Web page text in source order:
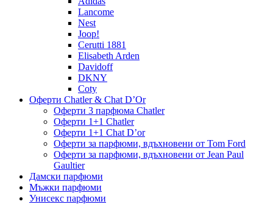
Lancome
Nest
Joop!
Cerutti 1881
Elisabeth Arden
Davidoff
DKNY
Coty
Оферти Chatler & Chat D’Or
Оферти 3 парфюма Chatler
Оферти 1+1 Chatler
Оферти 1+1 Chat D’or
Оферти за парфюми, вдъхновени от Tom Ford
Оферти за парфюми, вдъхновени от Jean Paul
Gaultier
Дамски парфюми
Мъжки парфюми
Унисекс парфюми